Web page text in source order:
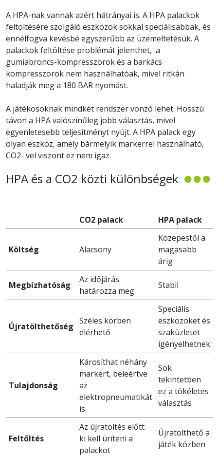
A HPA-nak vannak azért hátrányai is. A HPA palackok
feltöltésére szolgáló eszközök sokkal speciálisabbak, és
ennélfogva kevésbé egyszerűbb az üzemeltetésük. A
palackok feltöltése problémát jelenthet, a
gumiabroncs-kompresszorok és a barkács
kompresszorok nem használhatóak, mivel ritkán
haladják meg a 180 BAR nyomást.
A játékosoknak mindkét rendszer vonzó lehet. Hosszú
távon a HPA valószínűleg jobb választás, mivel
egyenletesebb teljesítményt nyújt. A HPA palack egy
olyan eszköz, amely bármelyik markerrel használható,
CO2- vel viszont ez nem igaz.
HPA és a CO2 közti különbségek
CO2 palack HPA palack
Költség Alacsony
Közepestől a
magasabb
árig
Megbízhatóság
Az időjárás
határozza meg
Stabil
Újratölthetőség
Széles körben
elérhető
Speciális
eszközöket és
szaküzletet
igényelhetnek
Tulajdonság
Károsíthat néhány
markert, beleértve
az
elektropneumatikát
is
Sok
tekintetben
ez a tökéletes
választás
Feltőltés
Az újratöltés előtt
ki kell üríteni a
palackot
Újratölthető a
játék közben